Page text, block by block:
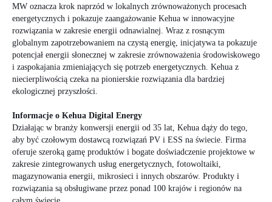
MW oznacza krok naprzód w lokalnych zrównoważonych procesach
energetycznych i pokazuje zaangażowanie Kehua w innowacyjne
rozwiązania w zakresie energii odnawialnej. Wraz z rosnącym
globalnym zapotrzebowaniem na czystą energię, inicjatywa ta pokazuje
potencjał energii słonecznej w zakresie zrównoważenia środowiskowego
i zaspokajania zmieniających się potrzeb energetycznych. Kehua z
niecierpliwością czeka na pionierskie rozwiązania dla bardziej
ekologicznej przyszłości.
Informacje o Kehua Digital Energy
Działając w branży konwersji energii od 35 lat, Kehua dąży do tego,
aby być czołowym dostawcą rozwiązań PV i ESS na świecie. Firma
oferuje szeroką gamę produktów i bogate doświadczenie projektowe w
zakresie zintegrowanych usług energetycznych, fotowoltaiki,
magazynowania energii, mikrosieci i innych obszarów. Produkty i
rozwiązania są obsługiwane przez ponad 100 krajów i regionów na